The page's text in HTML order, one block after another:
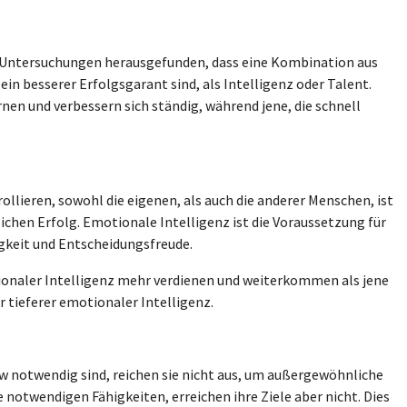
herausgefunden, dass eine Kombination aus
besserer Erfolgsgarant sind, als Intelligenz oder Talent.
und verbessern sich ständig, während jene, die schnell
sowohl die eigenen, als auch die anderer Menschen, ist
Erfolg. Emotionale Intelligenz ist die Voraussetzung für
und Entscheidungsfreude.
Intelligenz mehr verdienen und weiterkommen als jene
tieferer emotionaler Intelligenz.
notwendig sind, reichen sie nicht aus, um außergewöhnliche
Fähigkeiten, erreichen ihre Ziele aber nicht. Dies